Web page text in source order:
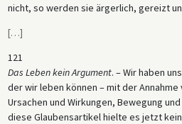
nicht, so werden sie ärgerlich, gereizt
[…]
121
Das Leben kein Argument. – Wir haben
der wir leben können – mit der Annahme
Ursachen und Wirkungen, Bewegung
diese Glaubensartikel hielte es jetzt